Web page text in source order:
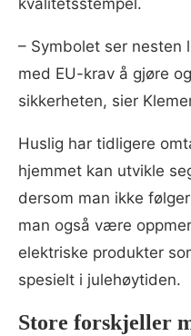
kvalitetsstempel.
– Symbolet ser nesten
med EU-krav å gjøre
sikkerheten, sier
Huslig har tidligere
hjemmet kan utvikle
dersom man ikke
man også være
elektriske produkter
spesielt i julehøytiden.
Store forskjeller